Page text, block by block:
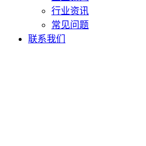
行业资讯
常见问题
联系我们